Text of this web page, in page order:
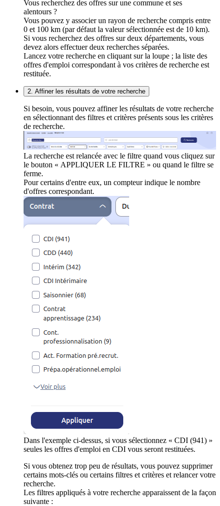
Vous recherchez des offres sur une commune et ses
alentours ?
Vous pouvez y associer un rayon de recherche compris entre
0 et 100 km (par défaut la valeur sélectionnée est de 10 km).
Si vous recherchez des offres sur deux départements, vous
devez alors effectuer deux recherches séparées.
Lancez votre recherche en cliquant sur la loupe ; la liste des
offres d'emploi correspondant à vos critères de recherche est
restituée.
2. Affiner les résultats de votre recherche
Si besoin, vous pouvez affiner les résultats de votre recherche
en sélectionnant des filtres et critères présents sous les critères
de recherche.
La recherche est relancée avec le filtre quand vous cliquez sur
le bouton « APPLIQUER LE FILTRE » ou quand le filtre se
ferme.
Pour certains d'entre eux, un compteur indique le nombre
d'offres correspondant.
Dans l'exemple ci-dessus, si vous sélectionnez « CDI (941) »
seules les offres d'emploi en CDI vous seront restituées.
Si vous obtenez trop peu de résultats, vous pouvez supprimer
certains mots-clés ou certains filtres et critères et relancer votre
recherche.
Les filtres appliqués à votre recherche apparaissent de la façon
suivante :